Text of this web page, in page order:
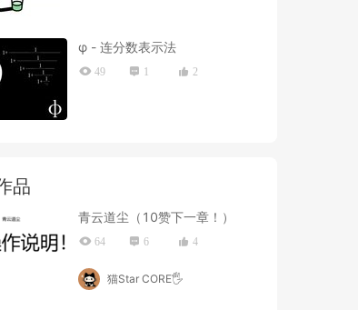
φ - 连分数表示法
49 1 2
品
青云道尘（10赞下一章！）
64 6 4
猫Star CORE🖐